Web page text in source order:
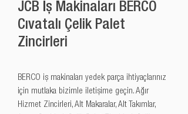
JCB İş Makinaları BERCO
Cıvatalı Çelik Palet
Zincirleri
BERCO iş makinaları yedek parça ihtiyaçlarınız
için mutlaka bizimle iletişime geçin. Ağır
Hizmet Zincirleri, Alt Makaralar, Alt Takımlar,